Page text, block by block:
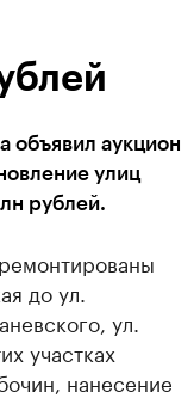
объявил аукцион
улиц
рублей.
до ул.
ул.
участках
нанесение